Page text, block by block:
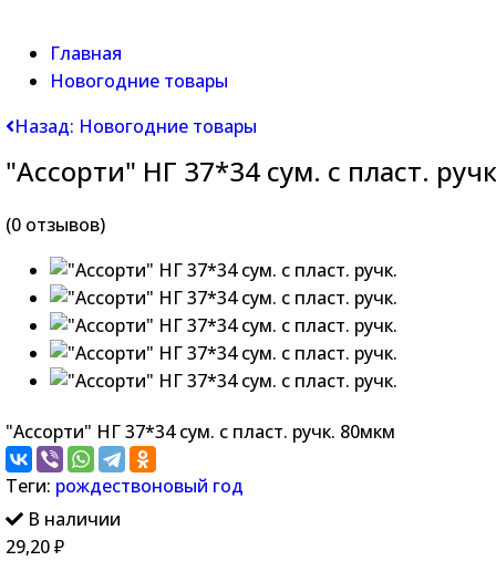
Главная
Новогодние товары
Назад: Новогодние товары
"Ассорти" НГ 37*34 сум. с пласт.
(0 отзывов)
"Ассорти" НГ 37*34 сум. с пласт. ручк. 80мкм
Теги: рождествоновый год
В наличии
29,20 ₽